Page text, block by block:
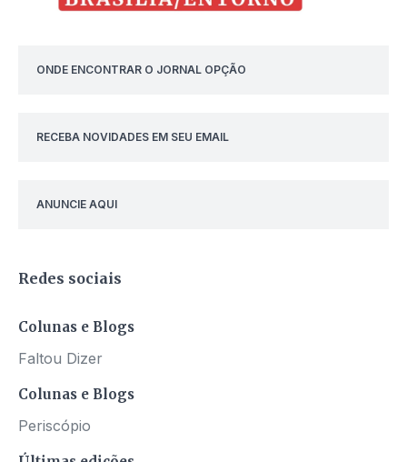
ONDE ENCONTRAR O JORNAL OPÇÃO
RECEBA NOVIDADES EM SEU EMAIL
ANUNCIE AQUI
Redes sociais
Colunas e Blogs
Faltou Dizer
Colunas e Blogs
Periscópio